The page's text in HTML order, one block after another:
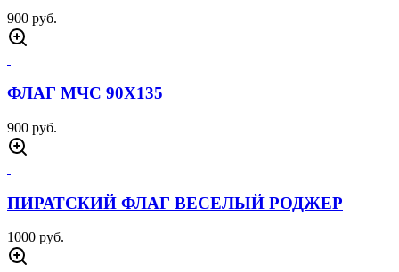
900 руб.
ФЛАГ МЧС 90Х135
900 руб.
ПИРАТСКИЙ ФЛАГ ВЕСЕЛЫЙ РОДЖЕР
1000 руб.